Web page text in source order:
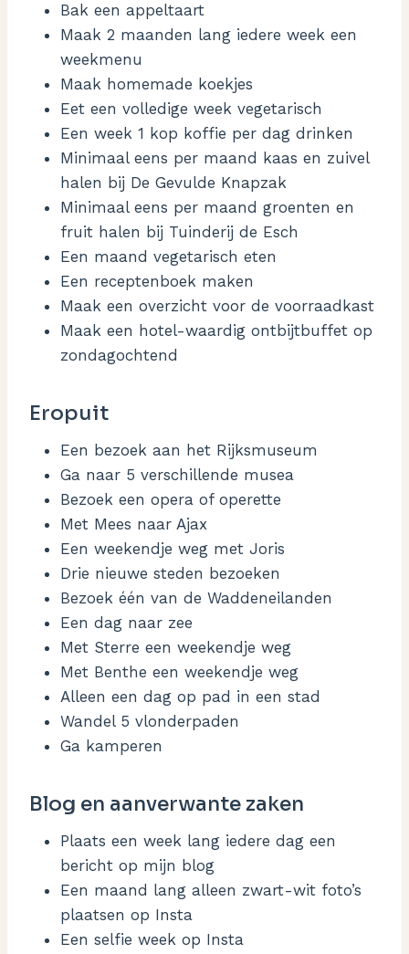
Bak een appeltaart
Maak 2 maanden lang iedere week een
weekmenu
Maak homemade koekjes
Eet een volledige week vegetarisch
Een week 1 kop koffie per dag drinken
Minimaal eens per maand kaas en zuivel
halen bij De Gevulde Knapzak
Minimaal eens per maand groenten en
fruit halen bij Tuinderij de Esch
Een maand vegetarisch eten
Een receptenboek maken
Maak een overzicht voor de voorraadkast
Maak een hotel-waardig ontbijtbuffet op
zondagochtend
Eropuit
Een bezoek aan het Rijksmuseum
Ga naar 5 verschillende musea
Bezoek een opera of operette
Met Mees naar Ajax
Een weekendje weg met Joris
Drie nieuwe steden bezoeken
Bezoek één van de Waddeneilanden
Een dag naar zee
Met Sterre een weekendje weg
Met Benthe een weekendje weg
Alleen een dag op pad in een stad
Wandel 5 vlonderpaden
Ga kamperen
Blog en aanverwante zaken
Plaats een week lang iedere dag een
bericht op mijn blog
Een maand lang alleen zwart-wit foto’s
plaatsen op Insta
Een selfie week op Insta